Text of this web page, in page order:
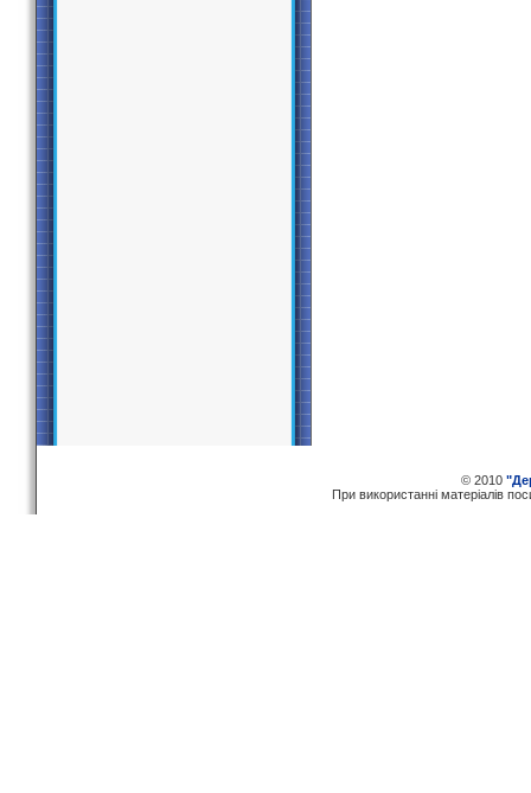
© 2010
При використаннi матерiалiв